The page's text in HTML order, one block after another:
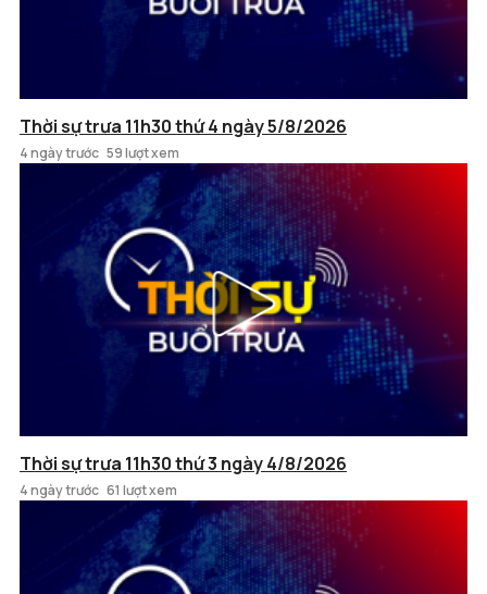
Thời sự trưa 11h30 thứ 4 ngày 5/8/2026
4 ngày trước 59 lượt xem
Thời sự trưa 11h30 thứ 3 ngày 4/8/2026
4 ngày trước 61 lượt xem